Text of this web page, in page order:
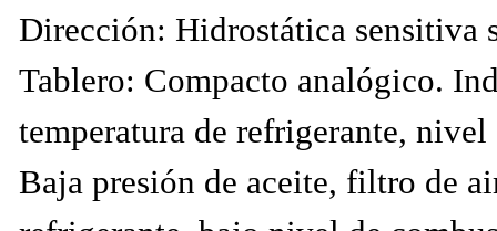
Dirección: Hidrostática sensitiva
Tablero: Compacto analógico.
temperatura de refrigerante,
Baja presión de aceite, filtro de